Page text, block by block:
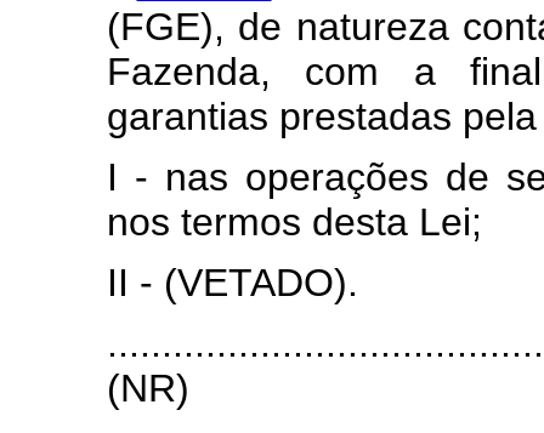
(FGE), de natureza
Fazenda, com a
garantias prestadas
I - nas operações de
nos termos desta Lei;
II - (VETADO).
(NR)